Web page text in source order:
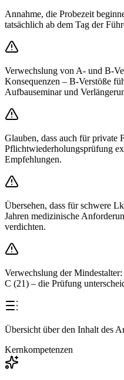
Annahme, die Probezeit
tatsächlich ab dem Tag der
Verwechslung von A- und B-
Konsequenzen – B-Verstöße
Aufbauseminar und
Glauben, dass auch für private
Pflichtwiederholungsprüfung
Empfehlungen.
Übersehen, dass für schwere
Jahren medizinische
verdichten.
Verwechslung der
C (21) – die Prüfung
Übersicht über den Inhalt des
Kernkompetenzen